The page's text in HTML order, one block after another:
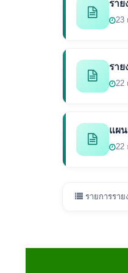
ราย
23
ราย
22
แผ
22
รายการราย